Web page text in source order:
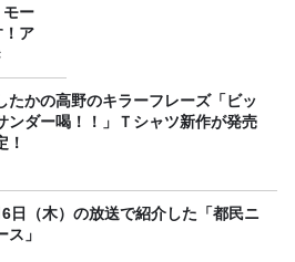
モー
！ア
たかの高野のキラーフレーズ「ビッ
ンダー喝！！」Ｔシャツ新作が発売
！
日（木）の放送で紹介した「都民ニ
ス」